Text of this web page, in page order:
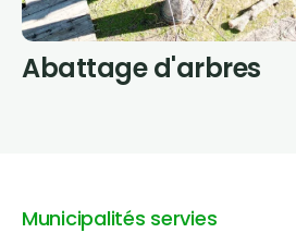
Abattage d'arbres
Municipalités servies